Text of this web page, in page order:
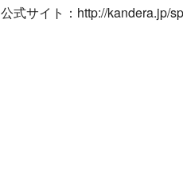
公式サイト：http://kandera.jp/